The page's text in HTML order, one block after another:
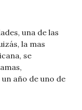
una de las
la mas
se
año de uno de